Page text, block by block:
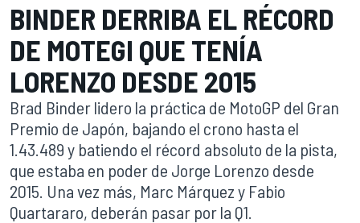
BINDER DERRIBA EL RÉCORD
DE MOTEGI QUE TENÍA
LORENZO DESDE 2015
Brad Binder lidero la práctica de MotoGP del Gran
Premio de Japón, bajando el crono hasta el
1.43.489 y batiendo el récord absoluto de la pista,
que estaba en poder de Jorge Lorenzo desde
2015. Una vez más, Marc Márquez y Fabio
Quartararo, deberán pasar por la Q1.